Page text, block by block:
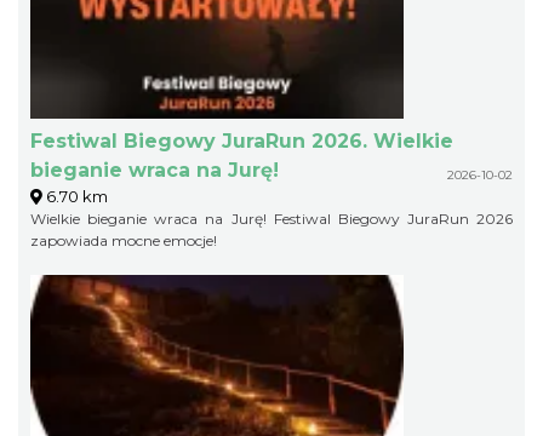
Festiwal Biegowy JuraRun 2026. Wielkie
bieganie wraca na Jurę!
2026-10-02
6.70 km
Wielkie bieganie wraca na Jurę! Festiwal Biegowy JuraRun 2026
zapowiada mocne emocje!